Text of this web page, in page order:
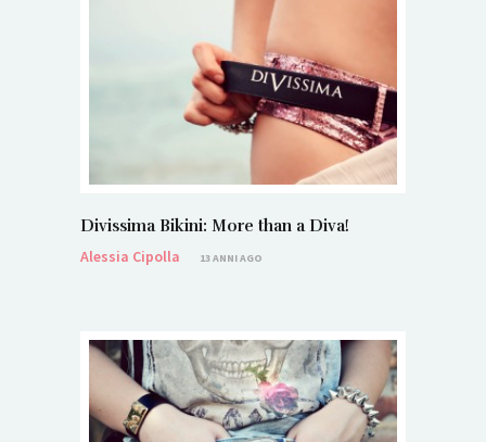
Divissima Bikini: More than a Diva!
Alessia Cipolla
13 ANNI AGO